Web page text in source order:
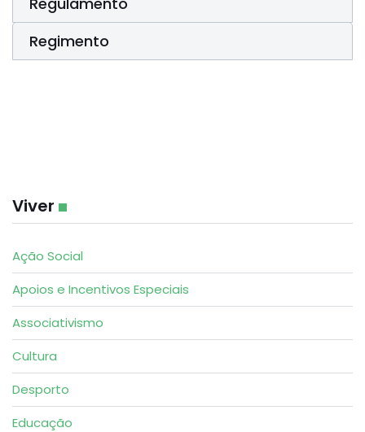
Viver
Ação Social
Apoios e Incentivos Especiais
Associativismo
Cultura
Desporto
Educação
Regimento